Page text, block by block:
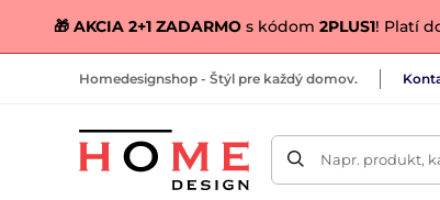
🎁 AKCIA 2+1 ZADARMO s kódom 2PLUS1! Platí
Homedesignshop - Štýl pre každý domov.
Napr. produkt,